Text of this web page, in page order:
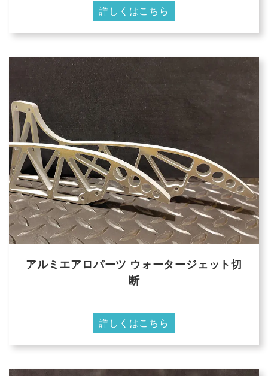
詳しくはこちら
アルミエアロパーツ ウォータージェット切
断
詳しくはこちら